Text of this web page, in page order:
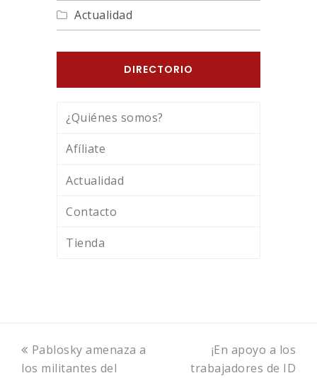
Actualidad
DIRECTORIO
¿Quiénes somos?
Afíliate
Actualidad
Contacto
Tienda
previous
post:
Pablosky amenaza a
los militantes del
next
post:
¡En apoyo a los
trabajadores de ID